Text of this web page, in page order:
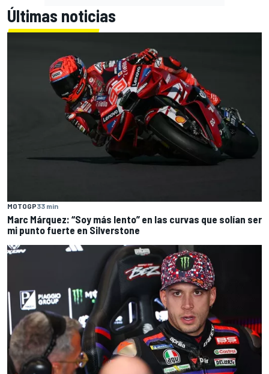
Últimas noticias
MOTOGP33 min
Marc Márquez: “Soy más lento” en las curvas que solían ser
mi punto fuerte en Silverstone